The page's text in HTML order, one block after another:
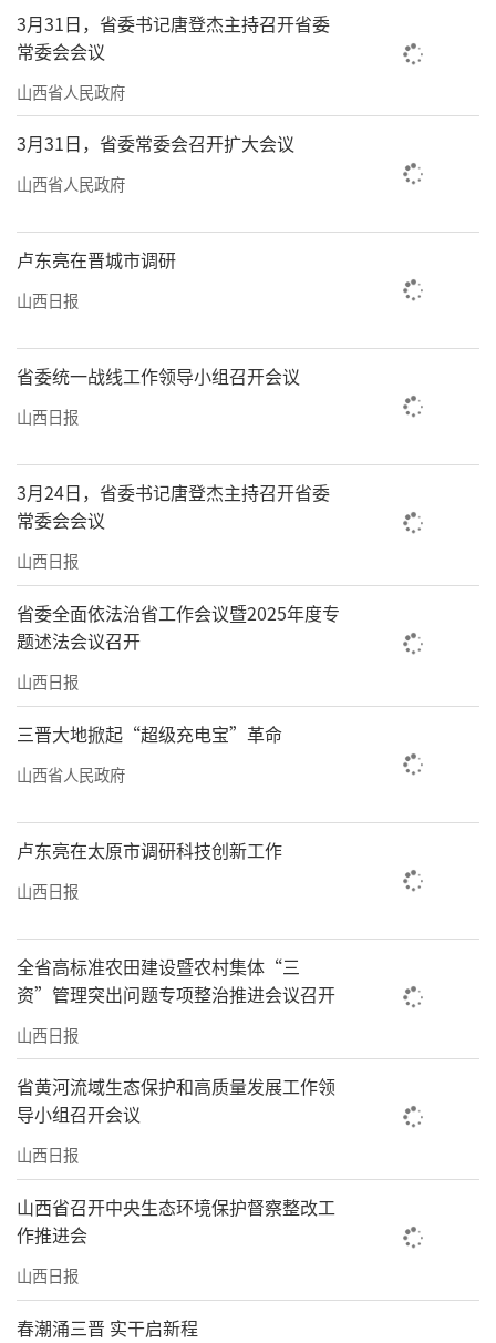
3月31日，省委书记唐登杰主持召开省委
常委会会议
山西省人民政府
3月31日，省委常委会召开扩大会议
山西省人民政府
卢东亮在晋城市调研
山西日报
省委统一战线工作领导小组召开会议
山西日报
3月24日，省委书记唐登杰主持召开省委
常委会会议
山西日报
省委全面依法治省工作会议暨2025年度专
题述法会议召开
山西日报
三晋大地掀起“超级充电宝”革命
山西省人民政府
卢东亮在太原市调研科技创新工作
山西日报
全省高标准农田建设暨农村集体“三
资”管理突出问题专项整治推进会议召开
山西日报
省黄河流域生态保护和高质量发展工作领
导小组召开会议
山西日报
山西省召开中央生态环境保护督察整改工
作推进会
山西日报
春潮涌三晋 实干启新程